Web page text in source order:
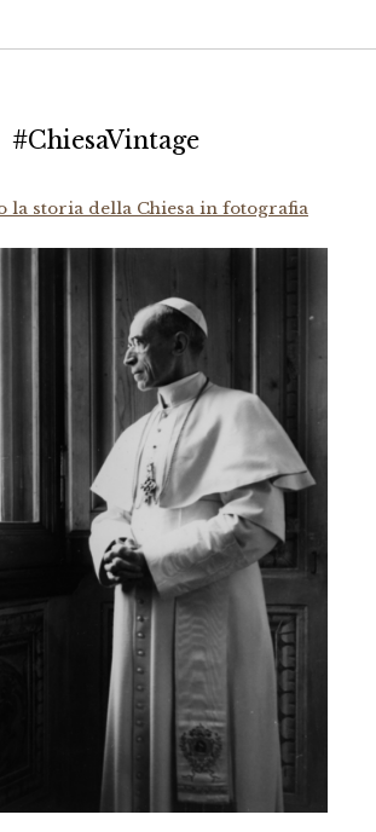
#ChiesaVintage
la storia della Chiesa in fotografia